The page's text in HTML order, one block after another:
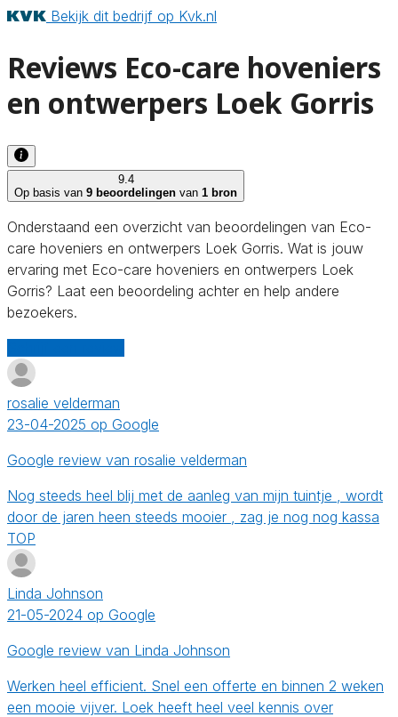
Bekijk dit bedrijf op Kvk.nl
Reviews Eco-care hoveniers
en ontwerpers Loek Gorris
9.4
Op basis van 9 beoordelingen van 1 bron
Onderstaand een overzicht van beoordelingen van Eco-
care hoveniers en ontwerpers Loek Gorris. Wat is jouw
ervaring met Eco-care hoveniers en ontwerpers Loek
Gorris? Laat een beoordeling achter en help andere
bezoekers.
rosalie velderman
23-04-2025 op Google
Google review van rosalie velderman
Nog steeds heel blij met de aanleg van mijn tuintje , wordt
door de jaren heen steeds mooier , zag je nog nog kassa
TOP
Linda Johnson
21-05-2024 op Google
Google review van Linda Johnson
Werken heel efficient. Snel een offerte en binnen 2 weken
een mooie vijver. Loek heeft heel veel kennis over